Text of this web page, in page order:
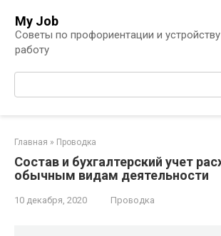
контенту
My Job
Советы по профориентации и
работу
Главная » Проводка
Состав и бухгалтерский учет
обычным видам деятельности
10 декабря, 2020 Проводка